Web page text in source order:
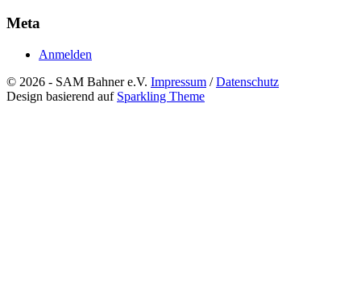
Meta
Anmelden
© 2026 - SAM Bahner e.V. Impressum /Datenschutz
Design basierend auf Sparkling Theme